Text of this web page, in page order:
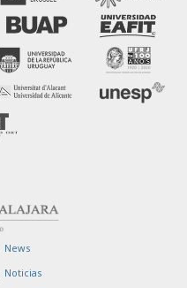
News
Noticias